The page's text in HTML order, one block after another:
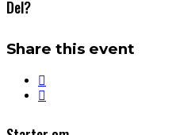
Del?
Share this event